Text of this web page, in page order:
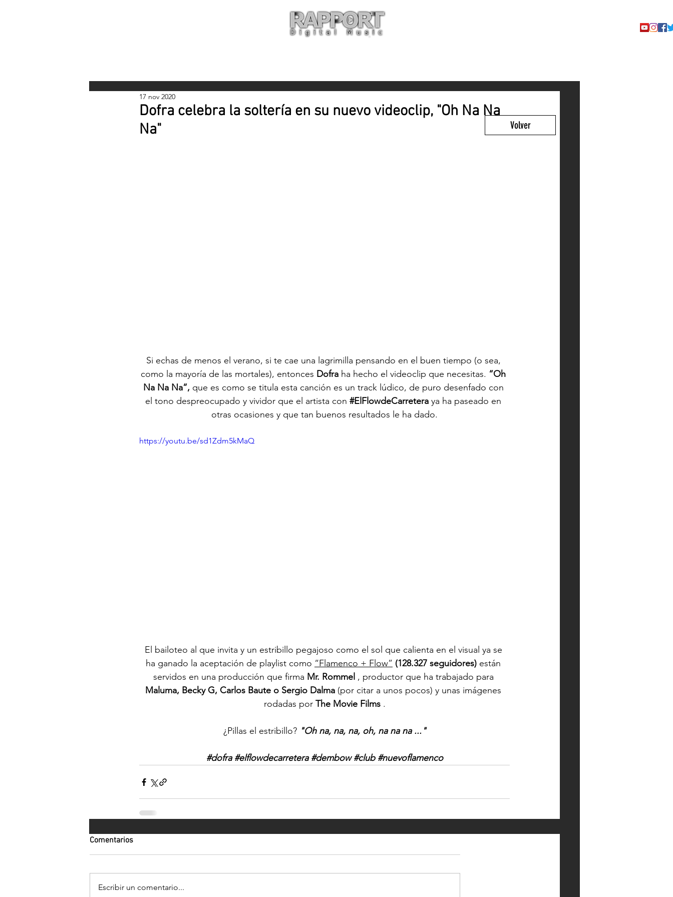
Dofra celebra la soltería en su nuevo videoclip, "Oh Na Na
Na"
17 nov 2020
Si echas de menos el verano, si te cae una lagrimilla pensando en el buen tiempo (o sea,
como la mayoría de las mortales), entonces Dofra ha hecho el videoclip que necesitas. “Oh
Na Na Na”, que es como se titula esta canción es un track lúdico, de puro desenfado con
el tono despreocupado y vividor que el artista con #ElFlowdeCarretera ya ha paseado en
otras ocasiones y que tan buenos resultados le ha dado.
https://youtu.be/sd1Zdm5kMaQ
El bailoteo al que invita y un estribillo pegajoso como el sol que calienta en el visual ya se
ha ganado la aceptación de playlist como “Flamenco + Flow” (128.327 seguidores) están
servidos en una producción que firma Mr. Rommel , productor que ha trabajado para
Maluma, Becky G, Carlos Baute o Sergio Dalma (por citar a unos pocos) y unas imágenes
rodadas por The Movie Films .
¿Pillas el estribillo? "Oh na, na, na, oh, na na na ..."
#dofra #elflowdecarretera #dembow #club #nuevoflamenco
Comentarios
Escribir un comentario...
Volver